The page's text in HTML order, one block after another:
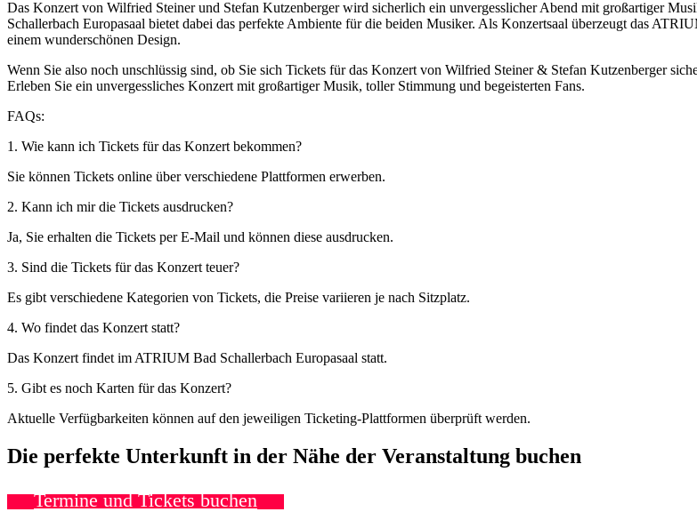
Das Konzert von Wilfried Steiner und Stefan Kutzenberger wird sicherlich ein unvergesslicher Abend mit großartiger
Schallerbach Europasaal bietet dabei das perfekte Ambiente für die beiden Musiker. Als Konzertsaal überzeugt das
einem wunderschönen Design.
Wenn Sie also noch unschlüssig sind, ob Sie sich Tickets für das Konzert von Wilfried Steiner & Stefan Kutzenberger
Erleben Sie ein unvergessliches Konzert mit großartiger Musik, toller Stimmung und begeisterten Fans.
FAQs:
1. Wie kann ich Tickets für das Konzert bekommen?
Sie können Tickets online über verschiedene Plattformen erwerben.
2. Kann ich mir die Tickets ausdrucken?
Ja, Sie erhalten die Tickets per E-Mail und können diese ausdrucken.
3. Sind die Tickets für das Konzert teuer?
Es gibt verschiedene Kategorien von Tickets, die Preise variieren je nach Sitzplatz.
4. Wo findet das Konzert statt?
Das Konzert findet im ATRIUM Bad Schallerbach Europasaal statt.
5. Gibt es noch Karten für das Konzert?
Aktuelle Verfügbarkeiten können auf den jeweiligen Ticketing-Plattformen überprüft werden.
Die perfekte Unterkunft in der Nähe der Veranstaltung buchen
Termine und Tickets buchen